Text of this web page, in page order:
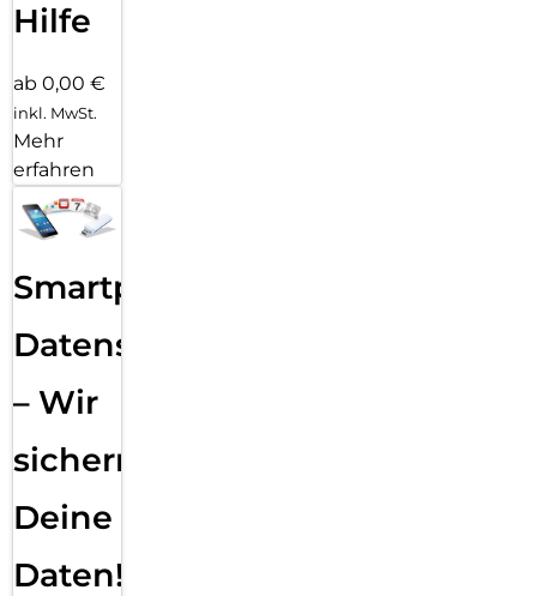
Hilfe
ab 0,00 €
inkl. MwSt.
Mehr
erfahren
Smartphone
Datensicherung
– Wir
sichern
Deine
Daten!